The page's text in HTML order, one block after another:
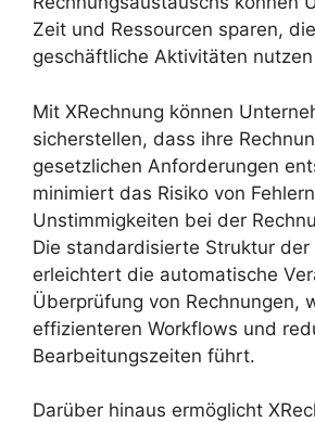
Zeit und Ressourcen sparen,
geschäftliche Aktivitäten
Mit XRechnung können
sicherstellen, dass ihre
gesetzlichen Anforderungen
minimiert das Risiko von
Unstimmigkeiten bei der
Die standardisierte Struktur der
erleichtert die automatische
Überprüfung von Rechnungen,
effizienteren Workflows und
Bearbeitungszeiten führt.
Darüber hinaus ermöglicht